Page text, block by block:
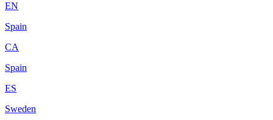
EN
Spain
CA
Spain
ES
Sweden